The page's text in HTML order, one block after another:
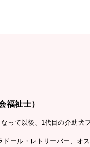
福祉士）
って以後、1代目の介助犬
ール・レトリーバー、オ